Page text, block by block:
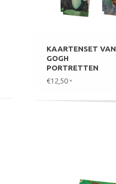
KAARTENSET VAN
GOGH
PORTRETTEN
€12,50 *